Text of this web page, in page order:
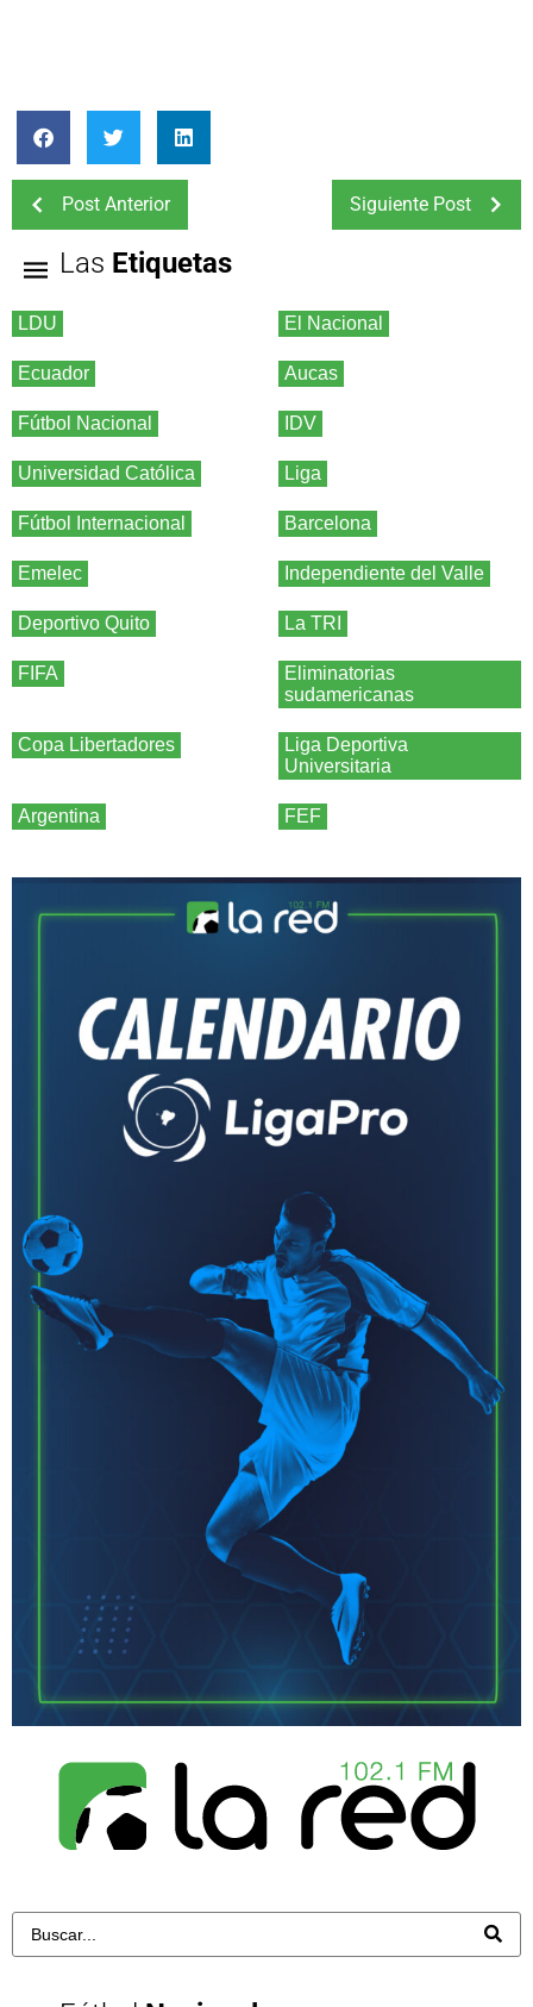
Post Anterior Siguiente Post
Las Etiquetas
LDU El Nacional
Ecuador Aucas
Fútbol Nacional IDV
Universidad Católica Liga
Fútbol Internacional Barcelona
Emelec Independiente del Valle
Deportivo Quito La TRI
FIFA
Eliminatorias
sudamericanas
Copa Libertadores
Liga Deportiva
Universitaria
Argentina FEF